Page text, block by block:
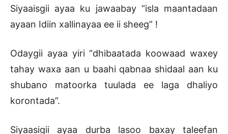
Siyaaisgii ayaa ku jawaabay “isla maantadaan
ayaan Idiin xallinayaa ee ii sheeg” !
Odaygii ayaa yiri “dhibaatada koowaad waxey
tahay waxa aan u baahi qabnaa shidaal aan ku
shubano matoorka tuulada ee laga dhaliyo
korontada”.
Siyaasigii ayaa durba lasoo baxay taleefan